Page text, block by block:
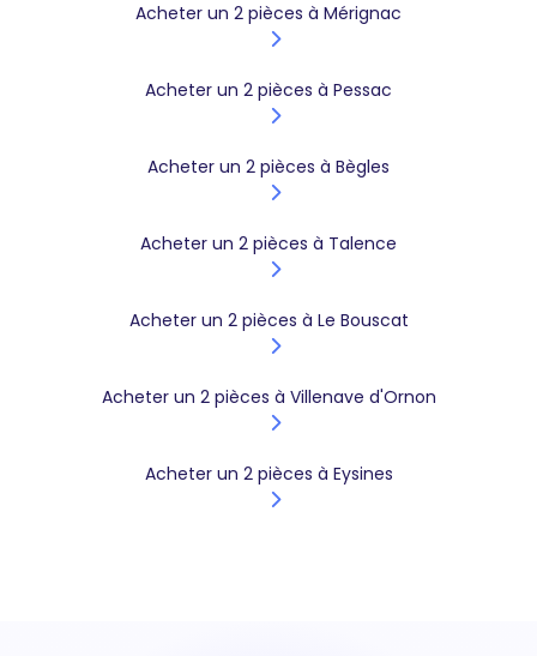
Acheter un 2 pièces à Mérignac
Acheter un 2 pièces à Pessac
Acheter un 2 pièces à Bègles
Acheter un 2 pièces à Talence
Acheter un 2 pièces à Le Bouscat
Acheter un 2 pièces à Villenave d'Ornon
Acheter un 2 pièces à Eysines